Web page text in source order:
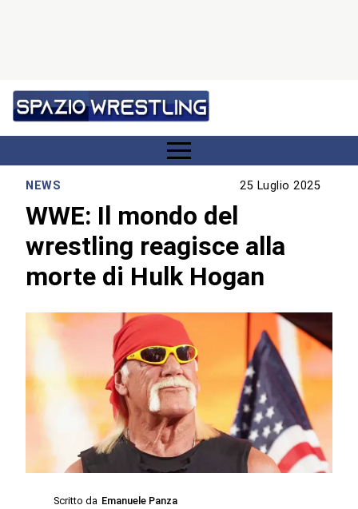
NEWS 25 Luglio 2025
WWE: Il mondo del
wrestling reagisce alla
morte di Hulk Hogan
Scritto da Emanuele Panza